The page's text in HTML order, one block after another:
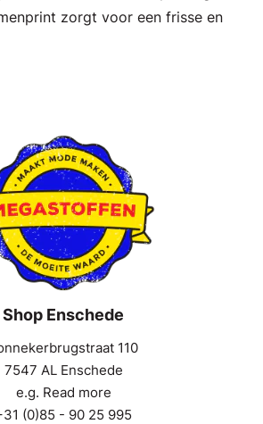
zorgt voor een frisse en
Shop Enschede
110
7547 AL Enschede
e.g. Read more
(0)85 - 90 25 995